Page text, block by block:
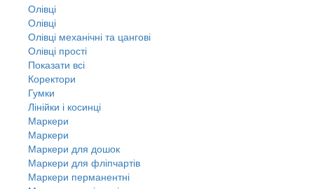
Олівці
Олівці
Олівці механічні та цангові
Олівці прості
Показати всі
Коректори
Гумки
Лінійки і косинці
Маркери
Маркери
Маркери для дошок
Маркери для фліпчартів
Маркери перманентні